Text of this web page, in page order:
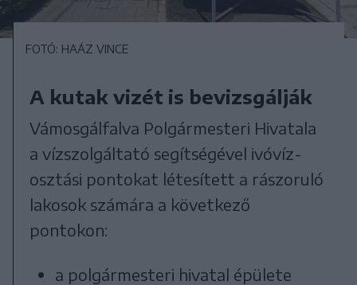
FOTÓ: HAÁZ VINCE
A kutak vizét is bevizsgálják
Vámosgálfalva Polgármesteri Hivatala
a vízszolgáltató segítségével ivóvíz-
osztási pontokat létesített a rászoruló
lakosok számára a következő
pontokon:
a polgármesteri hivatal épülete